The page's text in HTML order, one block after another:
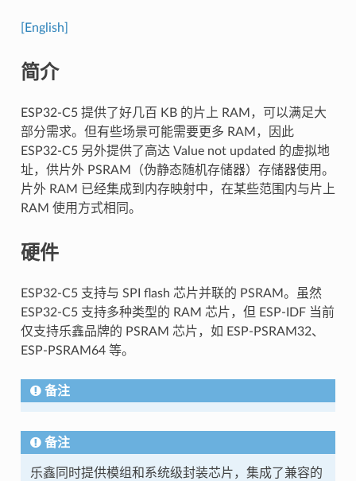
[English]
简介
ESP32-C5 提供了好几百 KB 的片上 RAM，可以满足大
部分需求。但有些场景可能需要更多 RAM，因此
ESP32-C5 另外提供了高达 Value not updated 的虚拟地
址，供片外 PSRAM（伪静态随机存储器）存储器使用。
片外 RAM 已经集成到内存映射中，在某些范围内与片上
RAM 使用方式相同。
硬件
ESP32-C5 支持与 SPI flash 芯片并联的 PSRAM。虽然
ESP32-C5 支持多种类型的 RAM 芯片，但 ESP-IDF 当前
仅支持乐鑫品牌的 PSRAM 芯片，如 ESP-PSRAM32、
ESP-PSRAM64 等。
备注
备注
乐鑫同时提供模组和系统级封装芯片，集成了兼容的